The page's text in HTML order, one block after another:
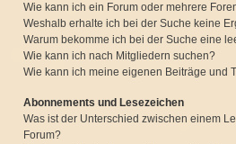
Wie kann ich ein Forum oder mehrere
Weshalb erhalte ich bei der Suche keine
Warum bekomme ich bei der Suche eine
Wie kann ich nach Mitgliedern suchen?
Wie kann ich meine eigenen Beiträge und
Abonnements und Lesezeichen
Was ist der Unterschied zwischen einem
Forum?